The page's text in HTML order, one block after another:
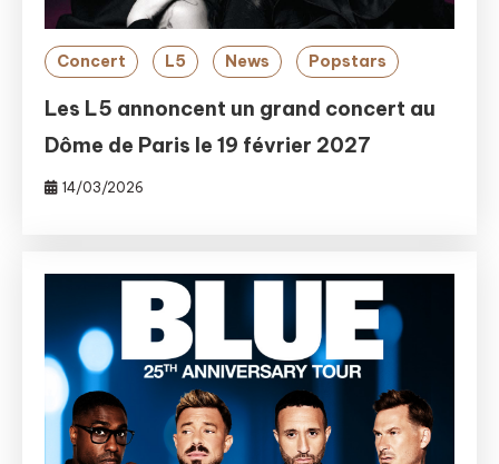
Concert L5 News Popstars
Les L5 annoncent un grand concert au
Dôme de Paris le 19 février 2027
14/03/2026